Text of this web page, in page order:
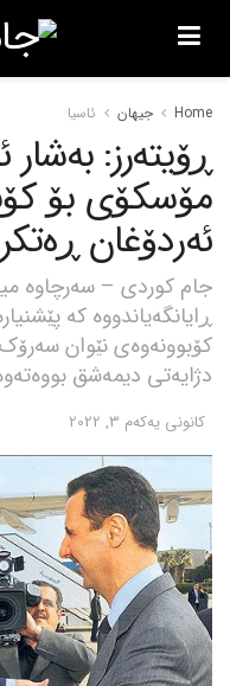
Home جیهان ئاسیا
ڕۆیتەرز:
مۆسکۆی بۆ
ئەردۆغان
جام کوردی – سەرچاوە
ڕایانگەیاندووە کە
کۆبوونەوەی نێوان
دژایەتی دیمەشق
كانونی یه‌كه‌م 3, 2022